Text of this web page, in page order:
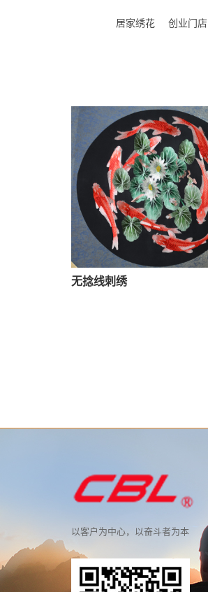
居家绣花 创业门店
无捻线刺绣
以客户为中心，以奋斗者为本